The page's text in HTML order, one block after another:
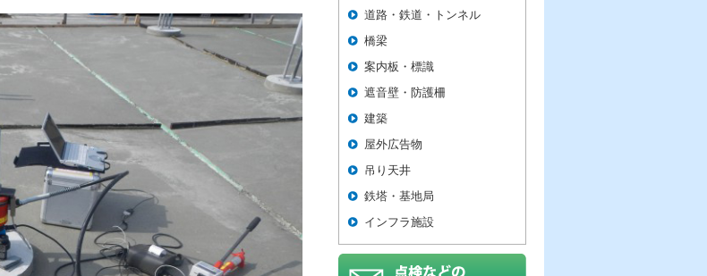
道路・鉄道・トンネル
橋梁
案内板・標識
遮音壁・防護柵
建築
屋外広告物
吊り天井
鉄塔・基地局
インフラ施設